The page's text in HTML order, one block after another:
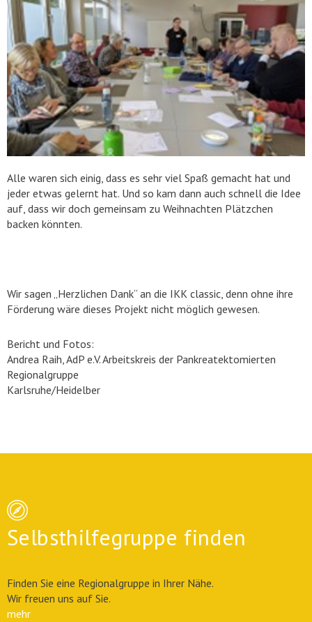
Alle waren sich einig, dass es sehr viel Spaß gemacht hat und
jeder etwas gelernt hat. Und so kam dann auch schnell die Idee
auf, dass wir doch gemeinsam zu Weihnachten Plätzchen
backen könnten.
Wir sagen „Herzlichen Dank“ an die IKK classic, denn ohne ihre
Förderung wäre dieses Projekt nicht möglich gewesen.
Bericht und Fotos:
Andrea Raih, AdP e.V. Arbeitskreis der Pankreatektomierten
Regionalgruppe
Karlsruhe/Heidelber
Selbsthilfegruppe finden
Finden Sie eine Regionalgruppe in Ihrer Nähe.
Wir freuen uns auf Sie.
mehr